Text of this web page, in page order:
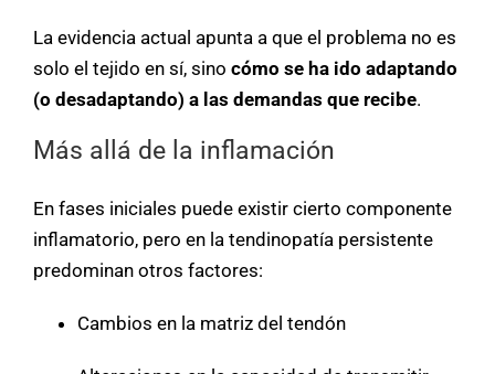
La evidencia actual apunta a que el problema no es
solo el tejido en sí, sino cómo se ha ido adaptando
(o desadaptando) a las demandas que recibe.
Más allá de la inflamación
En fases iniciales puede existir cierto componente
inflamatorio, pero en la tendinopatía persistente
predominan otros factores:
Cambios en la matriz del tendón